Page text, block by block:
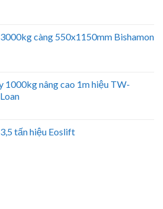
càng 550x1150mm Bishamon
1000kg nâng cao 1m hiệu TW-
tấn hiệu Eoslift